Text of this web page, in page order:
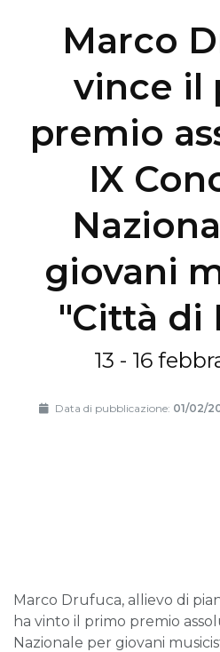
Marco
vince il
premio
IX
giovani
"Città di
13 - 16
Data di pubblicazione: 01/02/
Marco Drufuca, allievo di
ha vinto il primo premio
Nazionale per giovani